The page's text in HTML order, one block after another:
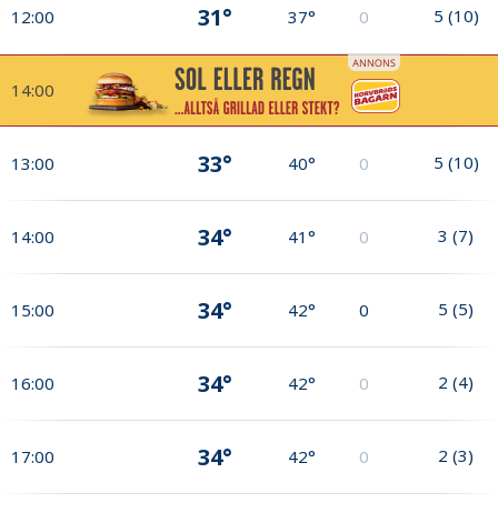
12:00 31° 37° 0 5 (10)
14:00
13:00 33° 40° 0 5 (10)
14:00 34° 41° 0 3 (7)
15:00 34° 42° 0 5 (5)
16:00 34° 42° 0 2 (4)
17:00 34° 42° 0 2 (3)